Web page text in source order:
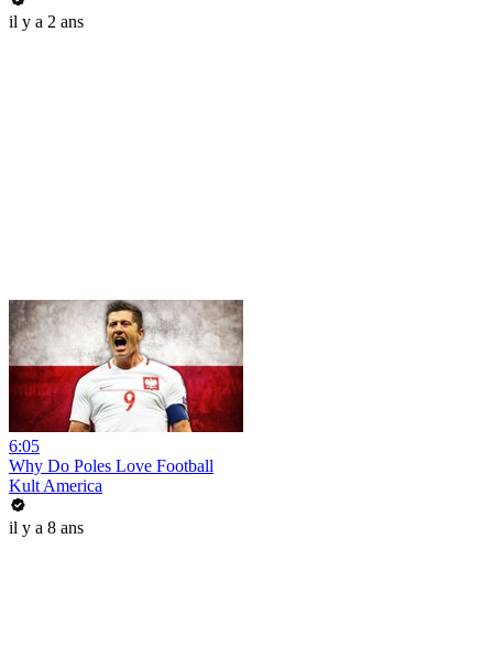
il y a 2 ans
6:05
Why Do Poles Love Football
Kult America
il y a 8 ans